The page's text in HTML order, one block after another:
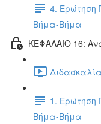
4. Ερώτηση
Βήμα-Βήμα
ΚΕΦΑΛΑΙΟ 16:
1. Ερώτηση
Βήμα-Βήμα